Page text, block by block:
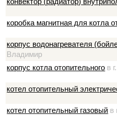
коробка магнитная для котла
корпус водонагревателя
Владимир
корпус котла отопительного в
котел отопительный
котел отопительный газовый в